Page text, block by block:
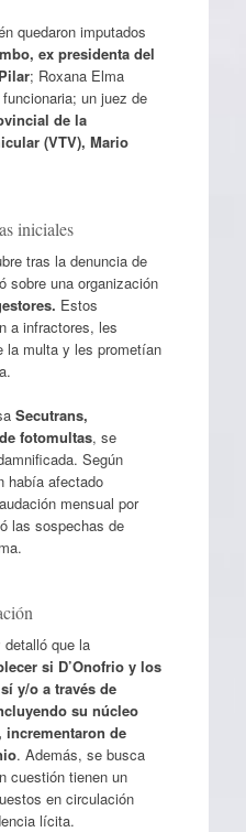
quedaron imputados
ex presidenta del
; Roxana Elma
un juez de
de la
(VTV), Mario
iniciales
tras la denuncia de
sobre una organización
Estos
a infractores, les
la multa y les prometían
Secutrans,
fotomultas, se
Según
había afectado
mensual por
las sospechas de
que la
si D’Onofrio y los
y/o a través de
su núcleo
de
. Además, se busca
cuestión tienen un
en circulación
lícita.